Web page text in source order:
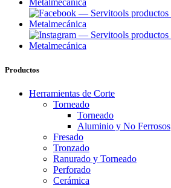
Productos
Herramientas de Corte
Torneado
Torneado
Aluminio y No Ferrosos
Fresado
Tronzado
Ranurado y Torneado
Perforado
Cerámica